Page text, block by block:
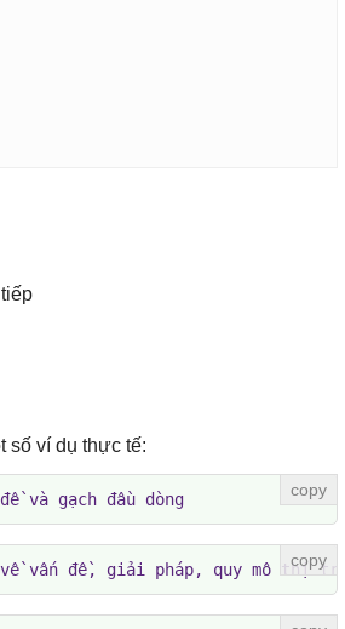
số ví dụ thực tế:
và gạch đầu dòng
đề, giải pháp, quy mô thị